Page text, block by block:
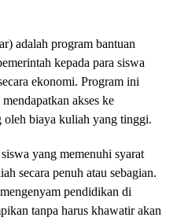
adalah program bantuan
kepada para siswa
ekonomi. Program ini
akses ke
oleh biaya kuliah yang tinggi.
yang memenuhi syarat
secara penuh atau sebagian.
pendidikan di
tanpa harus khawatir akan